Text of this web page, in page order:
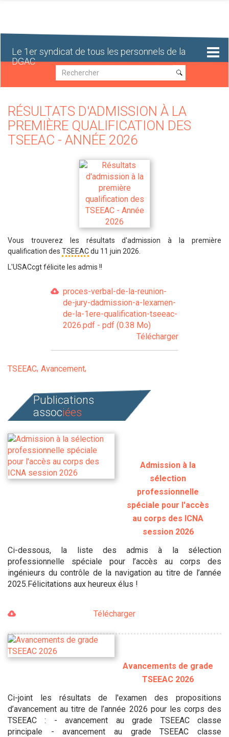
Le 1er syndicat de tous les personnels de la
DGAC
Recherche
Recherche
RÉSULTATS D'ADMISSION À LA
PREMIÈRE QUALIFICATION DES
TSEEAC - ANNÉE 2026
Vous trouverez les résultats d'admission à la première
qualification des TSEEACdu 11 juin 2026.
L'USACcgt félicite les admis !!
proces-verbal-de-la-reunion-
de-jury-dadmission-a-lexamen-
de-la-1ere-qualification-tseeac-
2026.pdf - pdf (0.38 Mo)
Télécharger
TSEEAC Avancement
Publications
associées
Admission à la
sélection
professionnelle
spéciale pour l'accès
au corps des ICNA
session 2026
Ci-dessous, la liste des admis à la sélection
professionnelle spéciale pour l’accès au corps des
ingénieurs du contrôle de la navigation au titre de l’année
2025.Félicitations aux heureux élus !
Télécharger
Avancements de grade
TSEEAC 2026
Ci-joint les résultats de l'examen des propositions
d’avancement au titre de l’année 2026 pour les corps des
TSEEAC : - avancement au grade TSEEAC classe
principale - avancement au grade TSEEAC classe